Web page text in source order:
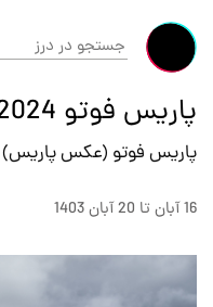
پاریس فوتو 2024
پاریس فوتو (عکس پاریس)
16 آبان تا 20 آبان 1403